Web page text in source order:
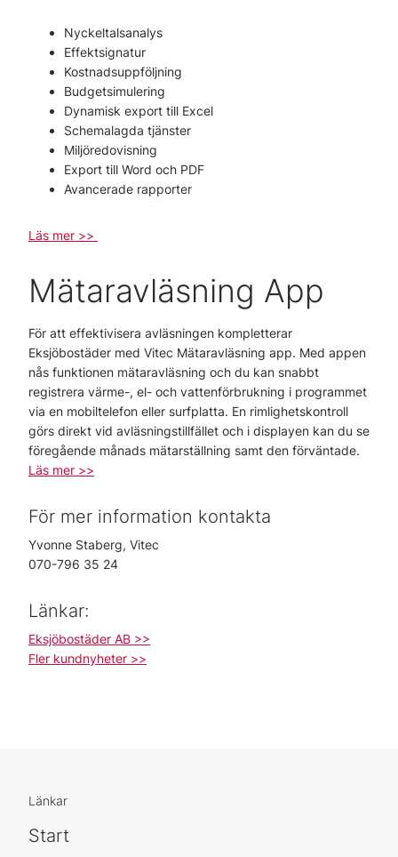
Nyckeltalsanalys
Effektsignatur
Kostnadsuppföljning
Budgetsimulering
Dynamisk export till Excel
Schemalagda tjänster
Miljöredovisning
Export till Word och PDF
Avancerade rapporter
Läs mer >>
Mätaravläsning App
För att effektivisera avläsningen kompletterar
Eksjöbostäder med Vitec Mätaravläsning app. Med appen
nås funktionen mätaravläsning och du kan snabbt
registrera värme-, el- och vattenförbrukning i programmet
via en mobiltelefon eller surfplatta. En rimlighetskontroll
görs direkt vid avläsningstillfället och i displayen kan du se
föregående månads mätarställning samt den förväntade.
Läs mer >>
För mer information kontakta
Yvonne Staberg, Vitec
070-796 35 24
Länkar:
Eksjöbostäder AB >>
Fler kundnyheter >>
Länkar
Start